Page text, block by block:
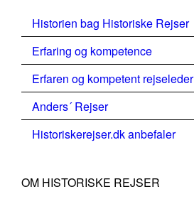
Historien bag Historiske Rejser
Erfaring og kompetence
Erfaren og kompetent rejseleder
Anders´ Rejser
Historiskerejser.dk anbefaler
OM HISTORISKE REJSER